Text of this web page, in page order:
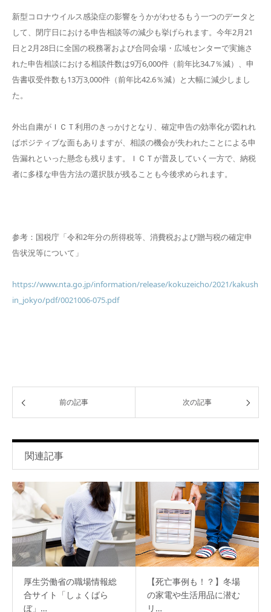
新型コロナウイルス感染症の影響をうかがわせるもう一つのデータと
して、閉庁日における申告相談等の減少も挙げられます。今年2月21
日と2月28日に全国の税務署および合同会場・広域センターで実施さ
れた申告相談における相談件数は9万6,000件（前年比34.7％減）、申
告書収受件数も13万3,000件（前年比42.6％減）と大幅に減少しまし
た。
外出自粛がＩＣＴ利用のきっかけとなり、確定申告の効率化が図れれ
ばポジティブな面もありますが、相談の機会が失われたことによる申
告漏れといった懸念も残ります。ＩＣＴが普及していく一方で、納税
者に多様な申告方法の選択肢が残ることも今後求められます。
参考：国税庁「令和2年分の所得税等、消費税および贈与税の確定申
告状況等について」
https://www.nta.go.jp/information/release/kokuzeicho/2021/kakush
in_jokyo/pdf/0021006-075.pdf
前の記事 次の記事
関連記事
厚生労働省の職場情報総
合サイト「しょくばら
ぼ」…
【死亡事例も！？】冬場
の家電や生活用品に潜む
リ…